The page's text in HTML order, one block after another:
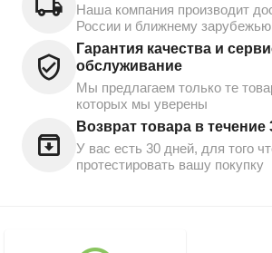
Наша компания производит
России и ближнему зарубежью
Гарантия качества и
обслуживание
Мы предлагаем только те
которых мы уверены
Возврат товара в течение
У вас есть 30 дней, для того
протестировать вашу покупку